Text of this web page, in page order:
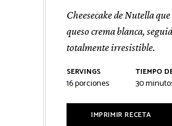
Cheesecake de Nutella
queso crema blanca,
totalmente irresistible.
SERVINGS
16porciones
TIEMPO
30minutos
IMPRIMIR RECETA